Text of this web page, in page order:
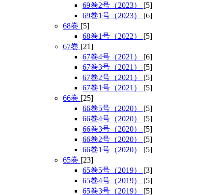
69巻2号（2023） [5]
69巻1号（2023） [6]
68巻 [5]
68巻1号（2022） [5]
67巻 [21]
67巻4号（2021） [6]
67巻3号（2021） [5]
67巻2号（2021） [5]
67巻1号（2021） [5]
66巻 [25]
66巻5号（2020） [5]
66巻4号（2020） [5]
66巻3号（2020） [5]
66巻2号（2020） [5]
66巻1号（2020） [5]
65巻 [23]
65巻5号（2019） [3]
65巻4号（2019） [5]
65巻3号（2019） [5]